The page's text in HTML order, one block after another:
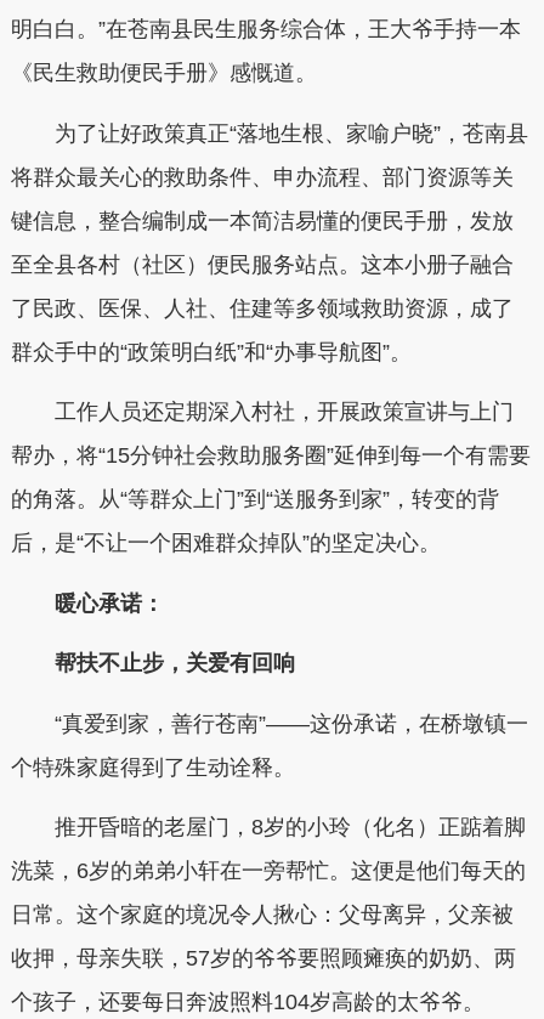
明白白。”在苍南县民生服务综合体，王大爷手持一本
《民生救助便民手册》感慨道。
为了让好政策真正“落地生根、家喻户晓”，苍南县
将群众最关心的救助条件、申办流程、部门资源等关
键信息，整合编制成一本简洁易懂的便民手册，发放
至全县各村（社区）便民服务站点。这本小册子融合
了民政、医保、人社、住建等多领域救助资源，成了
群众手中的“政策明白纸”和“办事导航图”。
工作人员还定期深入村社，开展政策宣讲与上门
帮办，将“15分钟社会救助服务圈”延伸到每一个有需要
的角落。从“等群众上门”到“送服务到家”，转变的背
后，是“不让一个困难群众掉队”的坚定决心。
暖心承诺：
帮扶不止步，关爱有回响
“真爱到家，善行苍南”——这份承诺，在桥墩镇一
个特殊家庭得到了生动诠释。
推开昏暗的老屋门，8岁的小玲（化名）正踮着脚
洗菜，6岁的弟弟小轩在一旁帮忙。这便是他们每天的
日常。这个家庭的境况令人揪心：父母离异，父亲被
收押，母亲失联，57岁的爷爷要照顾瘫痪的奶奶、两
个孩子，还要每日奔波照料104岁高龄的太爷爷。